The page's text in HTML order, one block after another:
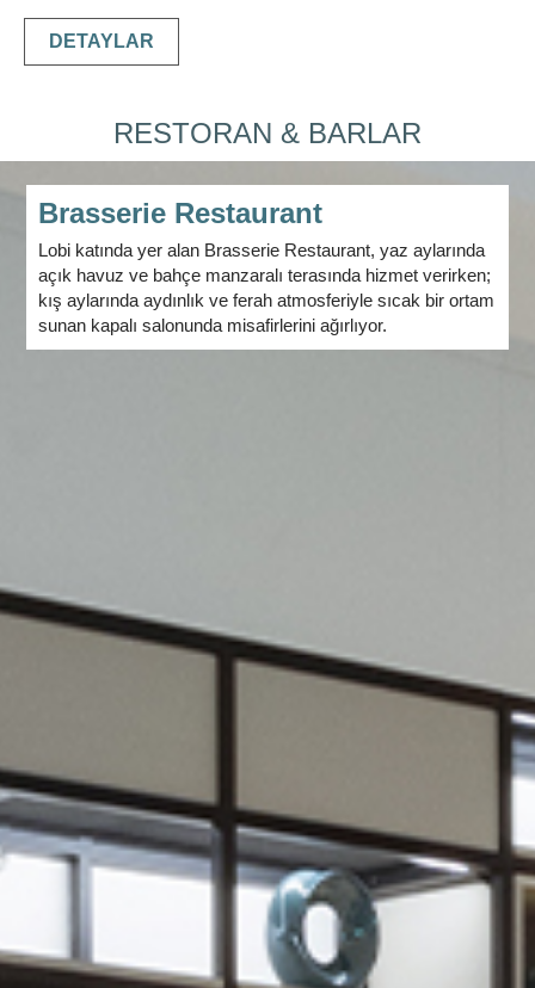
DETAYLAR
RESTORAN & BARLAR
Brasserie Restaurant
Lobi katında yer alan Brasserie Restaurant, yaz aylarında
açık havuz ve bahçe manzaralı terasında hizmet verirken;
kış aylarında aydınlık ve ferah atmosferiyle sıcak bir ortam
sunan kapalı salonunda misafirlerini ağırlıyor.